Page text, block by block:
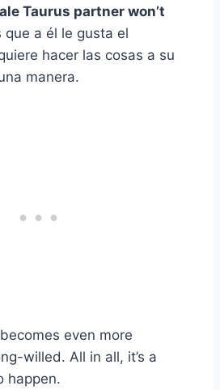
Taurus partner won’t
que a él le gusta el
hacer las cosas a su
manera.
even more
willed. All in all, it’s a
happen.